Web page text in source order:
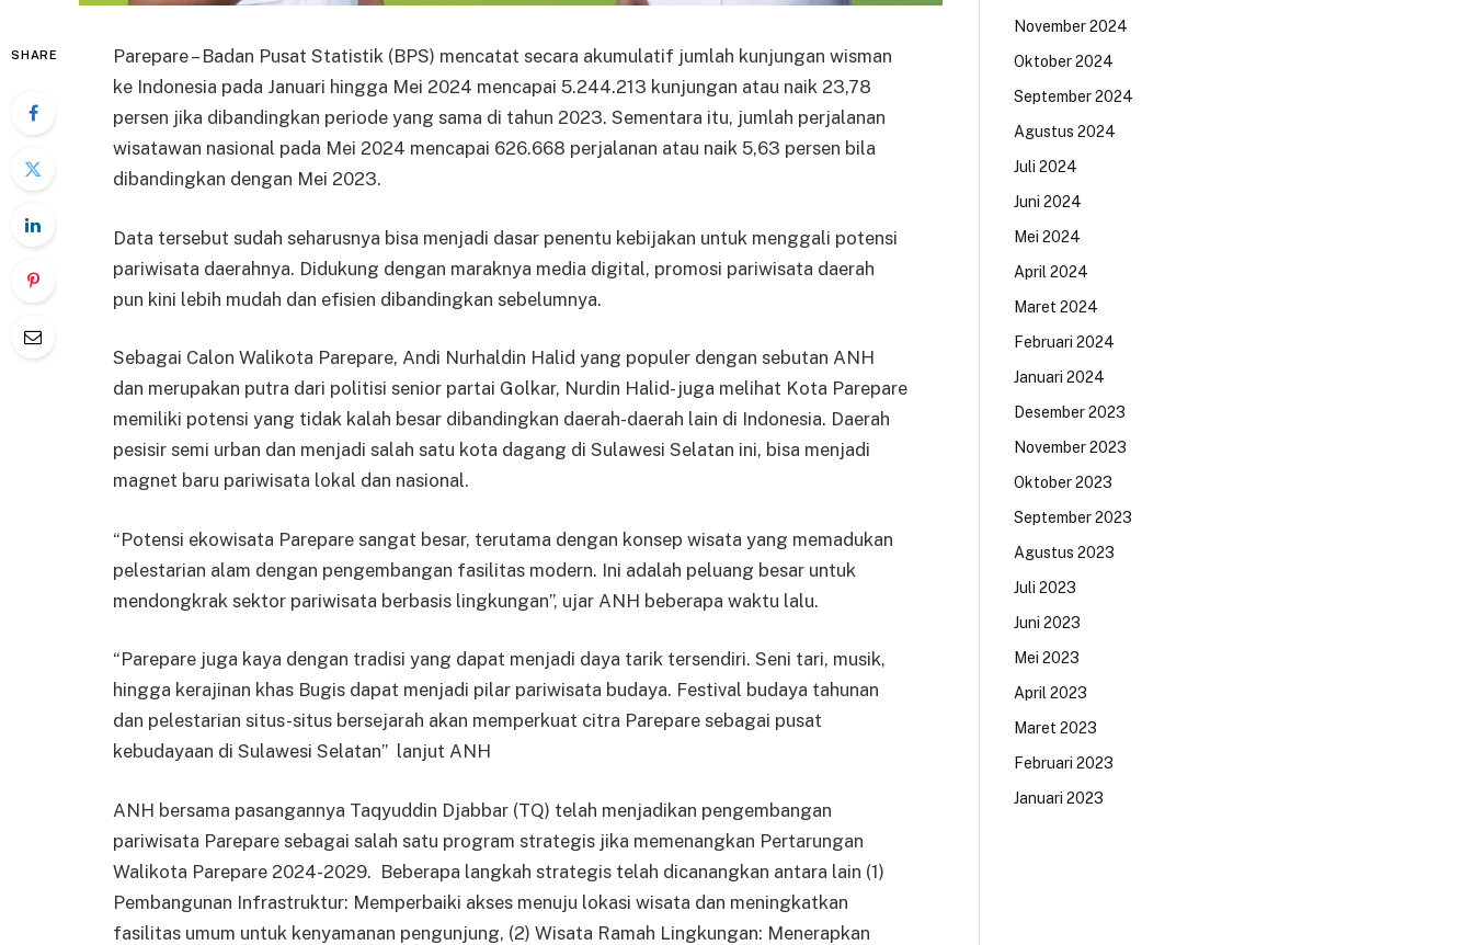
SHARE
Parepare – Badan Pusat Statistik (BPS) mencatat secara akumulatif jumlah kunjungan wisman
ke Indonesia pada Januari hingga Mei 2024 mencapai 5.244.213 kunjungan atau naik 23,78
persen jika dibandingkan periode yang sama di tahun 2023. Sementara itu, jumlah perjalanan
wisatawan nasional pada Mei 2024 mencapai 626.668 perjalanan atau naik 5,63 persen bila
dibandingkan dengan Mei 2023.
Data tersebut sudah seharusnya bisa menjadi dasar penentu kebijakan untuk menggali potensi
pariwisata daerahnya. Didukung dengan maraknya media digital, promosi pariwisata daerah
pun kini lebih mudah dan efisien dibandingkan sebelumnya.
Sebagai Calon Walikota Parepare, Andi Nurhaldin Halid yang populer dengan sebutan ANH
dan merupakan putra dari politisi senior partai Golkar, Nurdin Halid- juga melihat Kota Parepare
memiliki potensi yang tidak kalah besar dibandingkan daerah-daerah lain di Indonesia. Daerah
pesisir semi urban dan menjadi salah satu kota dagang di Sulawesi Selatan ini, bisa menjadi
magnet baru pariwisata lokal dan nasional.
“Potensi ekowisata Parepare sangat besar, terutama dengan konsep wisata yang memadukan
pelestarian alam dengan pengembangan fasilitas modern. Ini adalah peluang besar untuk
mendongkrak sektor pariwisata berbasis lingkungan”, ujar ANH beberapa waktu lalu.
“Parepare juga kaya dengan tradisi yang dapat menjadi daya tarik tersendiri. Seni tari, musik,
hingga kerajinan khas Bugis dapat menjadi pilar pariwisata budaya. Festival budaya tahunan
dan pelestarian situs-situs bersejarah akan memperkuat citra Parepare sebagai pusat
kebudayaan di Sulawesi Selatan” lanjut ANH
ANH bersama pasangannya Taqyuddin Djabbar (TQ) telah menjadikan pengembangan
pariwisata Parepare sebagai salah satu program strategis jika memenangkan Pertarungan
Walikota Parepare 2024-2029. Beberapa langkah strategis telah dicanangkan antara lain (1)
Pembangunan Infrastruktur: Memperbaiki akses menuju lokasi wisata dan meningkatkan
fasilitas umum untuk kenyamanan pengunjung, (2) Wisata Ramah Lingkungan: Menerapkan
November 2024
Oktober 2024
September 2024
Agustus 2024
Juli 2024
Juni 2024
Mei 2024
April 2024
Maret 2024
Februari 2024
Januari 2024
Desember 2023
November 2023
Oktober 2023
September 2023
Agustus 2023
Juli 2023
Juni 2023
Mei 2023
April 2023
Maret 2023
Februari 2023
Januari 2023